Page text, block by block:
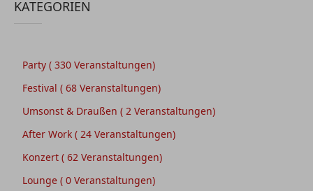
KATEGORIEN
Party ( 330 Veranstaltungen)
Festival ( 68 Veranstaltungen)
Umsonst & Draußen ( 2 Veranstaltungen)
After Work ( 24 Veranstaltungen)
Konzert ( 62 Veranstaltungen)
Lounge ( 0 Veranstaltungen)